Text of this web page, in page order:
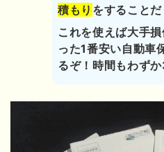
積もり をすることだ
これを使えば大手
った1番安い自動車
るぞ！時間もわずか